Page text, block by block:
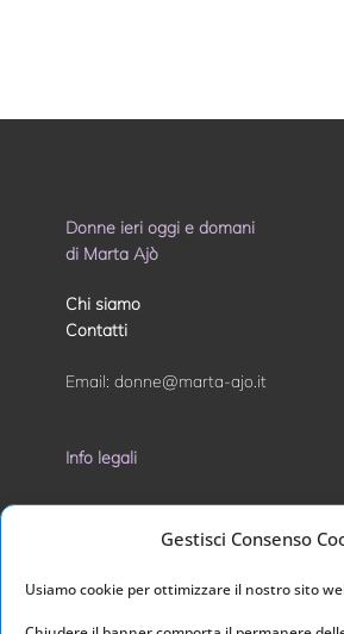
Gestisci Consenso
Usiamo cookie per ottimizzare il nostro sito
Donne ieri oggi e domani
di Marta Ajò
Chi siamo
Contatti
Email: donne@marta-ajo.it
Info legali
Privacy Policy
Cookie Policy